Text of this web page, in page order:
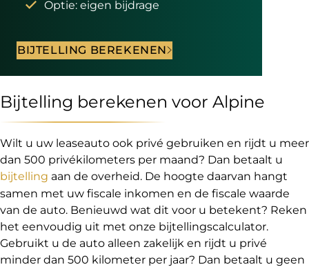
Bijtelling berekenen voor Alpine
Wilt u uw leaseauto ook privé gebruiken en rijdt u meer
dan 500 privékilometers per maand? Dan betaalt u
bijtelling aan de overheid. De hoogte daarvan hangt
samen met uw fiscale inkomen en de fiscale waarde
van de auto. Benieuwd wat dit voor u betekent? Reken
het eenvoudig uit met onze bijtellingscalculator.
Gebruikt u de auto alleen zakelijk en rijdt u privé
minder dan 500 kilometer per jaar? Dan betaalt u geen
Optie: eigen bijdrage
BIJTELLING BEREKENEN